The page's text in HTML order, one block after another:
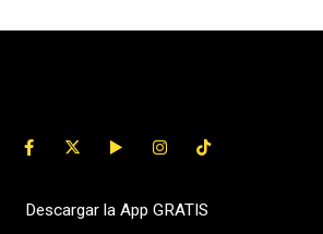
Descargar la App GRATIS